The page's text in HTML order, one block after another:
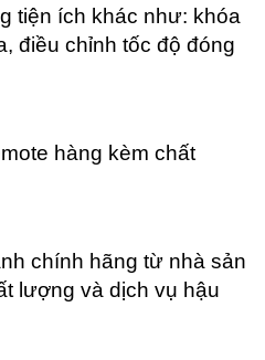
tiện ích khác như: khóa
điều chỉnh tốc độ đóng
hàng kèm chất
chính hãng từ nhà sản
lượng và dịch vụ hậu